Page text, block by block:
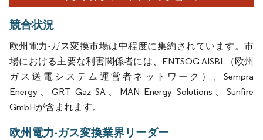
競合状況
欧州電力-ガス変換市場は中程度に集約されています。市
場における主要な利害関係者には、ENTSOG AISBL（欧州
ガス送電システム運営者ネットワーク）、Sempra
Energy、GRT Gaz SA、MAN Energy Solutions、Sunfire
GmbHが含まれます。
欧州電力-ガス変換業界リーダー